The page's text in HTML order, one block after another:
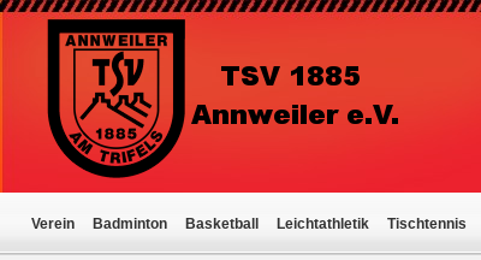
Verein Badminton Basketball Leichtathletik Tischtennis